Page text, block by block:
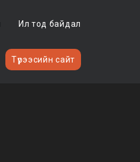
Ил тод байдал
Түрээсийн сайт